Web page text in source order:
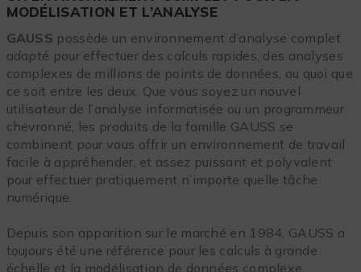
MODÉLISATION ET L’ANALYSE
GAUSS possède un environnement d’analyse complet
adapté pour effectuer des calculs rapides, des analyses
complexes de millions de points de données, ou quoi que
ce soit entre les deux. Que vous soyez un nouvel
utilisateur de l’analyse informatisée ou un programmeur
chevronné, les produits de la famille GAUSS se
combinent pour vous offrir un environnement de travail
facile à appréhender, et assez puissant et polyvalent
pour effectuer pratiquement n’importe quelle tâche
numérique.
Depuis son apparition sur le marché en 1984, GAUSS a
toujours été une référence pour les calculs à grande
échelle et la modélisation de données complexe.